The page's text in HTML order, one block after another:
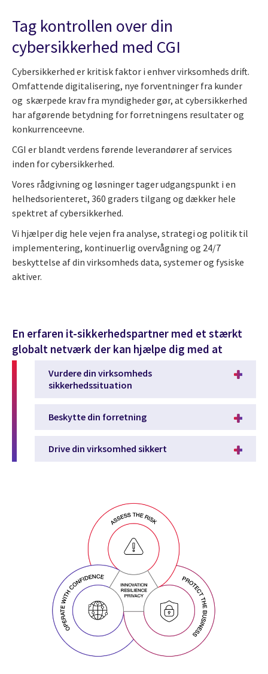
Tag kontrollen over din
cybersikkerhed med CGI
Cybersikkerhed er kritisk faktor i enhver virksomheds drift.
Omfattende digitalisering, nye forventninger fra kunder
og skærpede krav fra myndigheder gør, at cybersikkerhed
har afgørende betydning for forretningens resultater og
konkurrenceevne.
CGI er blandt verdens førende leverandører af services
inden for cybersikkerhed.
Vores rådgivning og løsninger tager udgangspunkt i en
helhedsorienteret, 360 graders tilgang og dækker hele
spektret af cybersikkerhed.
Vi hjælper dig hele vejen fra analyse, strategi og politik til
implementering, kontinuerlig overvågning og 24/7
beskyttelse af din virksomheds data, systemer og fysiske
aktiver.
En erfaren it-sikkerhedspartner med et stærkt
globalt netværk der kan hjælpe dig med at
Vurdere din virksomheds
sikkerhedssituation
Beskytte din forretning
Drive din virksomhed sikkert